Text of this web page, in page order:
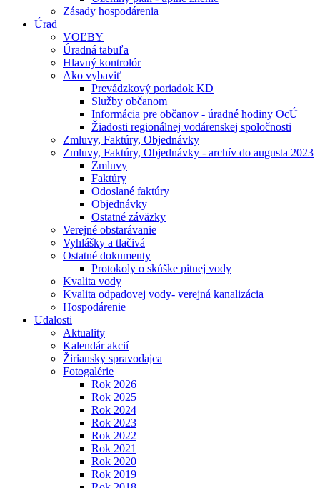
Zásady hospodárenia
Úrad
VOĽBY
Úradná tabuľa
Hlavný kontrolór
Ako vybaviť
Prevádzkový poriadok KD
Služby občanom
Informácia pre občanov - úradné hodiny OcÚ
Žiadosti regionálnej vodárenskej spoločnosti
Zmluvy, Faktúry, Objednávky
Zmluvy, Faktúry, Objednávky - archív do augusta 2023
Zmluvy
Faktúry
Odoslané faktúry
Objednávky
Ostatné záväzky
Verejné obstarávanie
Vyhlášky a tlačivá
Ostatné dokumenty
Protokoly o skúške pitnej vody
Kvalita vody
Kvalita odpadovej vody- verejná kanalizácia
Hospodárenie
Udalosti
Aktuality
Kalendár akcií
Žiriansky spravodajca
Fotogalérie
Rok 2026
Rok 2025
Rok 2024
Rok 2023
Rok 2022
Rok 2021
Rok 2020
Rok 2019